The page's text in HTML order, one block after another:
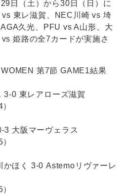
日（土）から30日（日）に
東レ滋賀、NEC川崎 vs 埼
久光、PFU vs A山形、大
姫路の全7カードが実施さ
第7節 GAME1結果
3-0 東レアローズ滋賀
3 大阪マーヴェラス
かほく 3-0 Astemoリヴァーレ